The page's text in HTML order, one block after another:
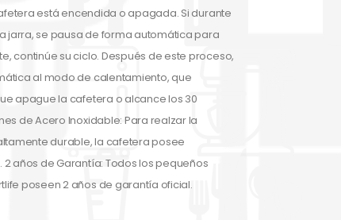
está encendida o apagada. Si durante
jarra, se pausa de forma automática para
continúe su ciclo. Después de este proceso,
al modo de calentamiento, que
apague la cafetera o alcance los 30
de Acero Inoxidable: Para realzar la
durable, la cafetera posee
años de Garantía: Todos los pequeños
poseen 2 años de garantía oficial.